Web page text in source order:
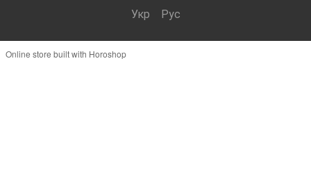
Укр Рус
Online store built with Horoshop